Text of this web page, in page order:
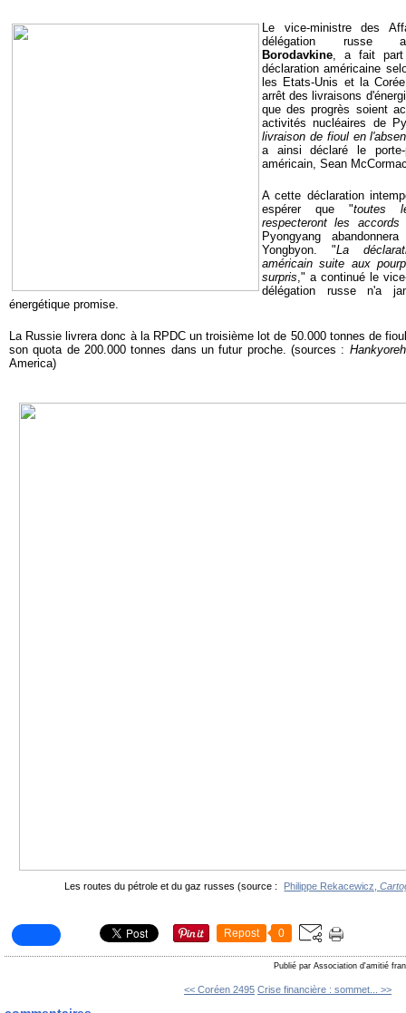
Le vice-ministre des
délégation russe
Borodavkine, a fait part
déclaration américaine
les Etats-Unis et la
arrêt des livraisons
que des progrès soient
activités nucléaires de
livraison de fioul en
a ainsi déclaré le porte-
américain, Sean
A cette déclaration
espérer que "toutes
respecteront les accords
Pyongyang
Yongbyon. "La
américain suite aux
surpris," a continué le
délégation russe n'a
énergétique promise.
La Russie livrera donc à la RPDC un troisième lot de 50.000 tonnes de
son quota de 200.000 tonnes dans un futur proche. (sources : Hankyoreh
America)
Les routes du pétrole et du gaz russes (source : Philippe Rekacewicz,
Repost 0
Publié par Association d'amitié
<< Coréen 2495 Crise financière : sommet... >>